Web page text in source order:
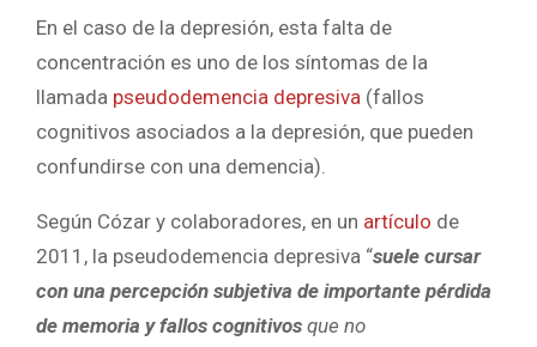
En el caso de la depresión, esta falta de
concentración es uno de los síntomas de la
llamada pseudodemencia depresiva (fallos
cognitivos asociados a la depresión, que pueden
confundirse con una demencia).
Según Cózar y colaboradores, en un artículo de
2011, la pseudodemencia depresiva “suele cursar
con una percepción subjetiva de importante pérdida
de memoria y fallos cognitivos que no